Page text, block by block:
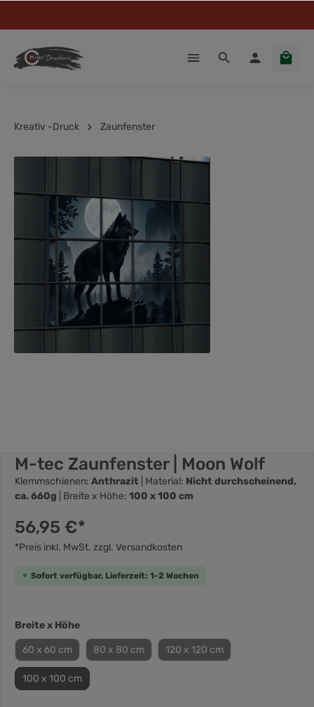
Kreativ -Druck Zaunfenster
M-tec Zaunfenster | Moon Wolf
Klemmschienen: Anthrazit | Material: Nicht durchscheinend,
ca. 660g
| Breite x Höhe: 100 x 100 cm
56,95 €*
*Preis inkl. MwSt. zzgl. Versandkosten
Sofort verfügbar, Lieferzeit: 1-2 Wochen
Breite x Höhe
60 x 60 cm 80 x 80 cm 120 x 120 cm
100 x 100 cm